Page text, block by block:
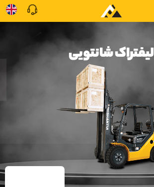
لیفتراک شانتویی